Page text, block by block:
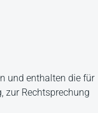
und enthalten die für
zur Rechtsprechung